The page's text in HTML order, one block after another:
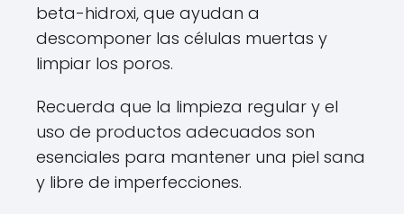
beta-hidroxi, que ayudan a
descomponer las células muertas y
limpiar los poros.
Recuerda que la limpieza regular y el
uso de productos adecuados son
esenciales para mantener una piel sana
y libre de imperfecciones.